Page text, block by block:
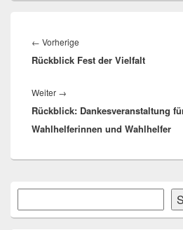
← Vorherige
Beitrag:
Rückblick Fest der Vielfalt
Weiter →
Beitrag:
Rückblick: Dankesveranstaltung
Wahlhelferinnen und Wahlhelfer
Primärer
Widgetbereich